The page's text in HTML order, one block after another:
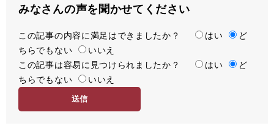
みなさんの声を聞かせてください
満
足
度
この記事の内容に満足はできましたか？ はい
ど
ちらでもない
いいえ
容
易
この記事は容易に見つけられましたか？ はい
ど
ちらでもない
いいえ